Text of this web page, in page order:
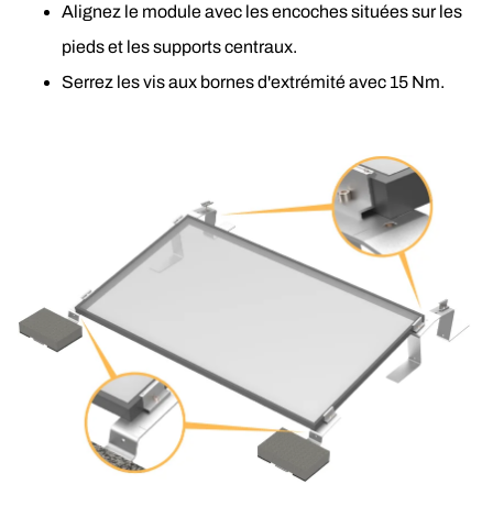
Alignez le module avec les encoches situées sur les
pieds et les supports centraux.
Serrez les vis aux bornes d'extrémité avec 15 Nm.